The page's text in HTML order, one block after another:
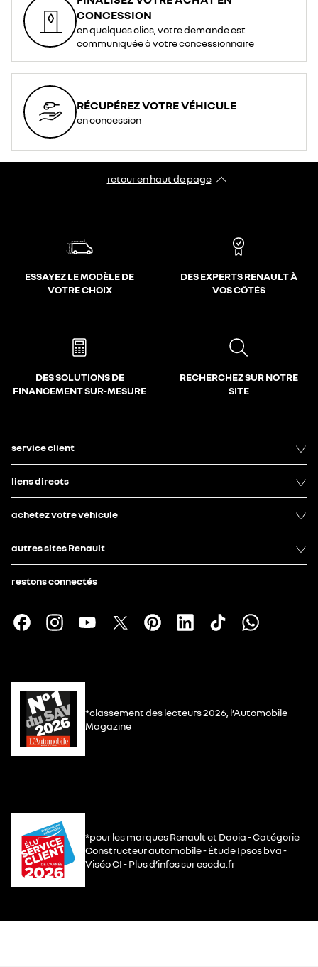
CONCESSION
en quelques clics, votre demande est
communiquée à votre concessionnaire
RÉCUPÉREZ VOTRE VÉHICULE
en concession
retour en haut de page​
ESSAYEZ LE MODÈLE DE
VOTRE CHOIX
DES EXPERTS RENAULT À
VOS CÔTÉS
DES SOLUTIONS DE
FINANCEMENT SUR-MESURE
RECHERCHEZ SUR NOTRE
SITE
service client
liens directs
achetez votre véhicule
autres sites Renault
restons connectés
*classement des lecteurs 2026, l’Automobile
Magazine
*pour les marques Renault et Dacia - Catégorie
Constructeur automobile - Étude Ipsos bva -
Viséo CI - Plus d’infos sur escda.fr